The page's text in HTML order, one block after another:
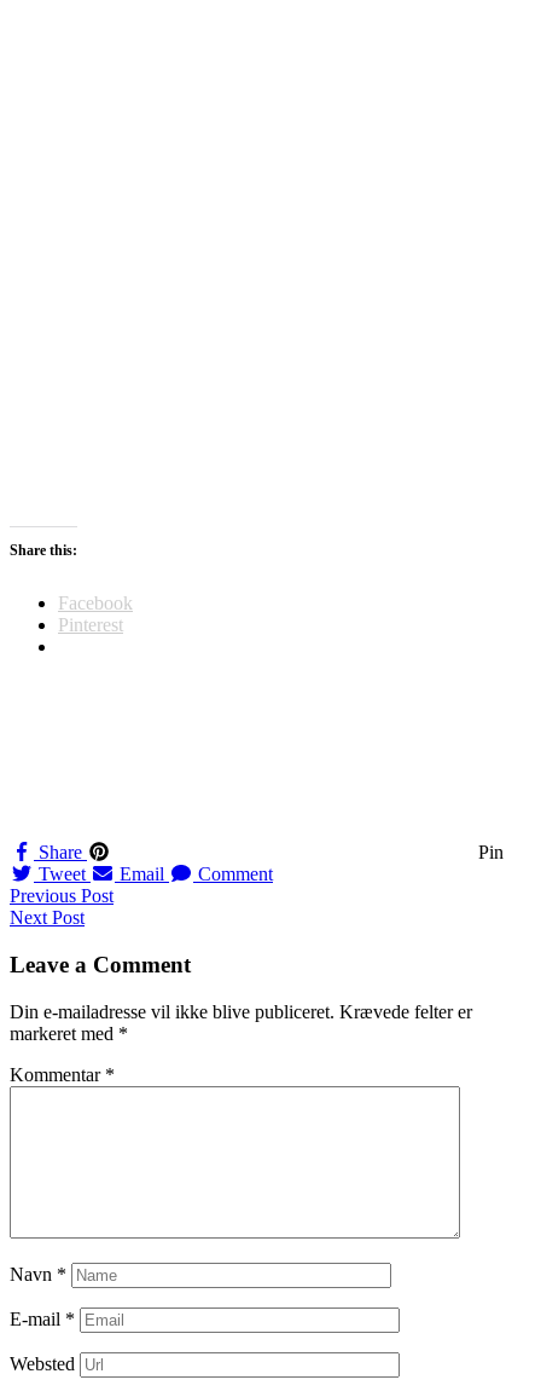
Share this:
Facebook
Pinterest
Share
Pin
Tweet
Email Comment
Navigation
til
indlæg
Previous Post
Next Post
Leave a Comment
Din e-mailadresse vil ikke blive publiceret. Krævede felter er
markeret med *
Kommentar *
Navn *
E-mail *
Websted